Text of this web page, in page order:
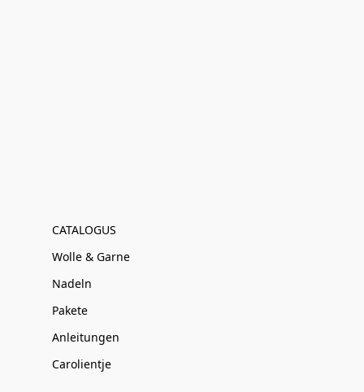
CATALOGUS
Wolle & Garne
Nadeln
Pakete
Anleitungen
Carolientje